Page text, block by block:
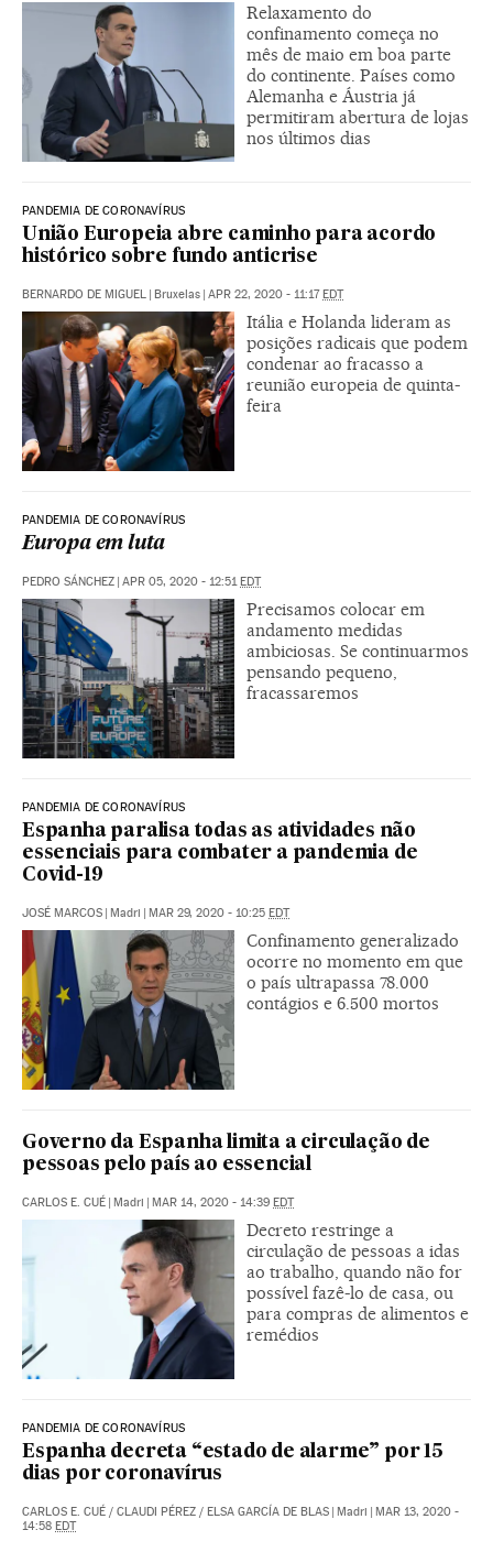
Relaxamento do
confinamento começa no
mês de maio em boa parte
do continente. Países como
Alemanha e Áustria já
permitiram abertura de lojas
nos últimos dias
PANDEMIA DE CORONAVÍRUS
União Europeia abre caminho para acordo
histórico sobre fundo anticrise
BERNARDO DE MIGUEL | Bruxelas | APR 22, 2020 - 11:17EDT
Itália e Holanda lideram as
posições radicais que podem
condenar ao fracasso a
reunião europeia de quinta-
feira
PANDEMIA DE CORONAVÍRUS
Europa em luta
PEDRO SÁNCHEZ | APR 05, 2020 - 12:51EDT
Precisamos colocar em
andamento medidas
ambiciosas. Se continuarmos
pensando pequeno,
fracassaremos
PANDEMIA DE CORONAVÍRUS
Espanha paralisa todas as atividades não
essenciais para combater a pandemia de
Covid-19
JOSÉ MARCOS | Madri | MAR 29, 2020 - 10:25 EDT
Confinamento generalizado
ocorre no momento em que
o país ultrapassa 78.000
contágios e 6.500 mortos
Governo da Espanha limita a circulação de
pessoas pelo país ao essencial
CARLOS E. CUÉ | Madri | MAR 14, 2020 - 14:39 EDT
Decreto restringe a
circulação de pessoas a idas
ao trabalho, quando não for
possível fazê-lo de casa, ou
para compras de alimentos e
remédios
PANDEMIA DE CORONAVÍRUS
Espanha decreta “estado de alarme” por 15
dias por coronavírus
CARLOS E. CUÉ / CLAUDI PÉREZ / ELSA GARCÍA DE BLAS | Madri | MAR 13, 2020 -
14:58 EDT